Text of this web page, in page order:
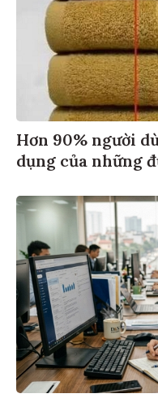
Hơn 90% người
dụng của những